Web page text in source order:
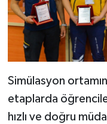
Simülasyon
etaplarda
hızlı ve doğru